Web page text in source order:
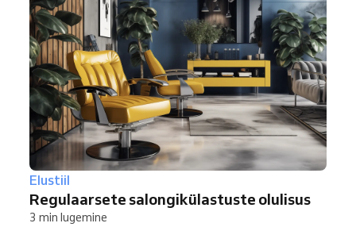
Elustiil
Regulaarsete salongikülastuste olulisus
3 min lugemine